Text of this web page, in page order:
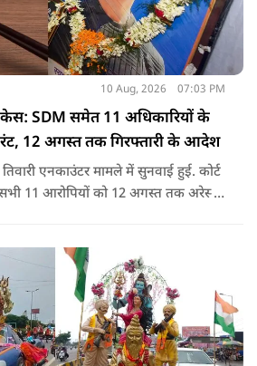
10 Aug, 2026 07:03 PM
केस: SDM समेत 11 अधिकारियों के
12 अगस्त तक गिरफ्तारी के आदेश
एनकाउंटर मामले में सुनवाई हुई. कोर्ट
सभी 11 आरोपियों को 12 अगस्त तक अरेस्ट